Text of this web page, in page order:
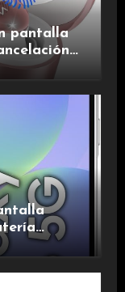
pantalla
larga
una